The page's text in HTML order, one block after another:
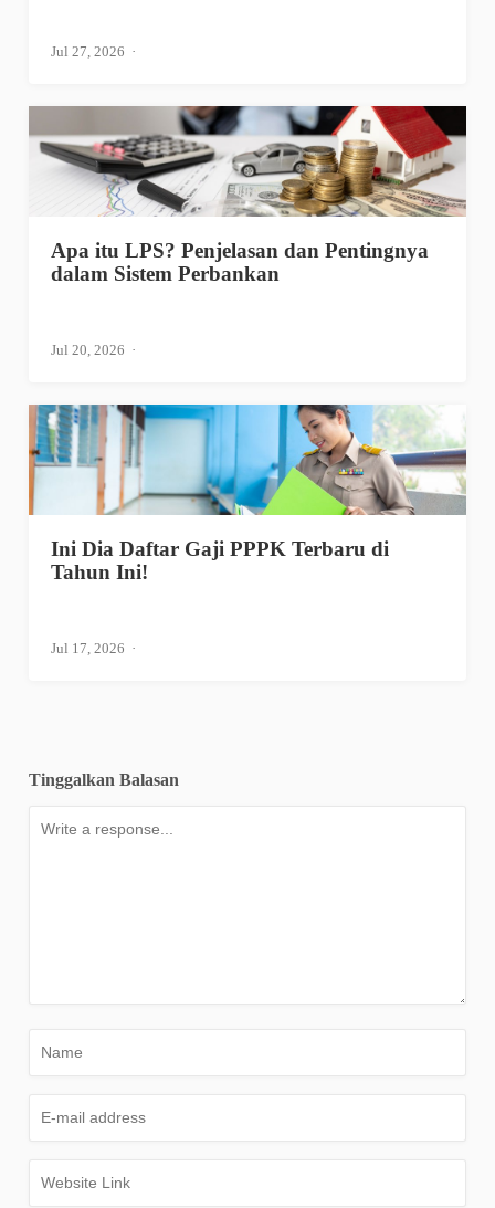
Jul 27, 2026
Apa itu LPS? Penjelasan dan Pentingnya
dalam Sistem Perbankan
Jul 20, 2026
Ini Dia Daftar Gaji PPPK Terbaru di
Tahun Ini!
Jul 17, 2026
Tinggalkan Balasan